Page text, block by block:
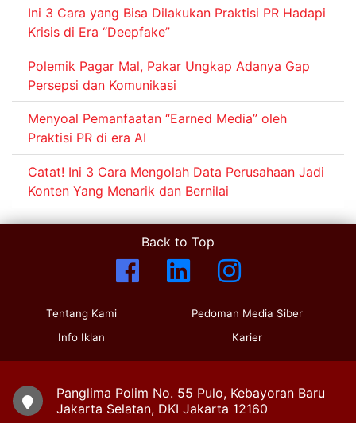
Ini 3 Cara yang Bisa Dilakukan Praktisi PR Hadapi
Krisis di Era “Deepfake”
Polemik Pagar Mal, Pakar Ungkap Adanya Gap
Persepsi dan Komunikasi
Menyoal Pemanfaatan “Earned Media” oleh
Praktisi PR di era AI
Catat! Ini 3 Cara Mengolah Data Perusahaan Jadi
Konten Yang Menarik dan Bernilai
Back to Top
Tentang Kami
Info Iklan
Pedoman Media Siber
Karier
Panglima Polim No. 55 Pulo, Kebayoran Baru
Jakarta Selatan, DKI Jakarta 12160